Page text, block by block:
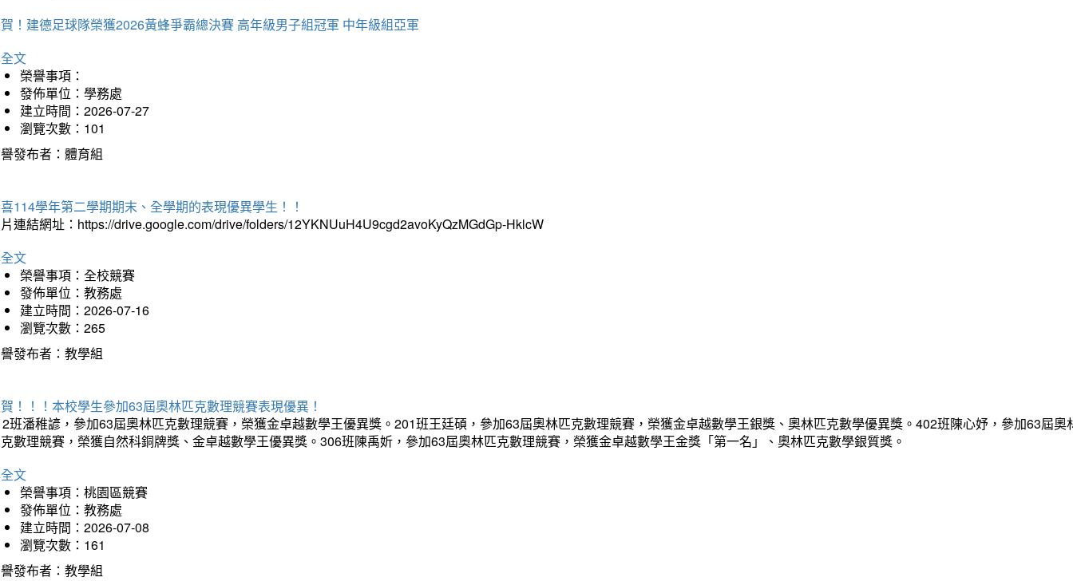
！建德足球隊榮獲2026黃蜂爭霸總決賽 高年級男子組冠軍 中年級組亞軍
文
榮譽事項：
發佈單位：學務處
建立時間：2026-07-27
瀏覽次數：101
發布者：體育組
114學年第二學期期末、全學期的表現優異學生！！
連結網址：https://drive.google.com/drive/folders/12YKNUuH4U9cgd2avoKyQzMGdGp-HklcW
文
榮譽事項：全校競賽
發佈單位：教務處
建立時間：2026-07-16
瀏覽次數：265
發布者：教學組
！！！本校學生參加63屆奧林匹克數理競賽表現優異！
班潘稚諺，參加63屆奧林匹克數理競賽，榮獲金卓越數學王優異獎。201班王廷碩，參加63屆奧林匹克數理競賽，榮獲金卓越數學王銀獎、奧林匹克數學優異獎。402班陳心妤，參加63屆奧
數理競賽，榮獲自然科銅牌獎、金卓越數學王優異獎。306班陳禹妡，參加63屆奧林匹克數理競賽，榮獲金卓越數學王金獎「第一名」、奧林匹克數學銀質獎。
文
榮譽事項：桃園區競賽
發佈單位：教務處
建立時間：2026-07-08
瀏覽次數：161
發布者：教學組